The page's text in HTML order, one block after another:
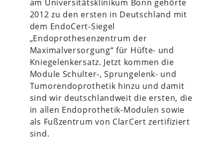
am Universitätsklinikum Bonn gehörte
2012 zu den ersten in Deutschland mit
dem EndoCert-Siegel
„Endoprothesenzentrum der
Maximalversorgung“ für Hüfte- und
Kniegelenkersatz. Jetzt kommen die
Module Schulter-, Sprungelenk- und
Tumorendoprothetik hinzu und damit
sind wir deutschlandweit die ersten, die
in allen Endoprothetik-Modulen sowie
als Fußzentrum von ClarCert zertifiziert
sind.